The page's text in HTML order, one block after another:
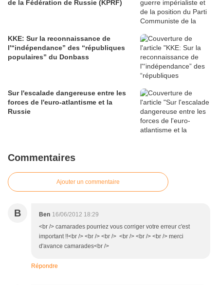
de la Fédération de Russie (KPRF)
KKE: Sur la reconnaissance de
l'“indépendance” des “républiques
populaires” du Donbass
Sur l'escalade dangereuse entre les
forces de l'euro-atlantisme et la
Russie
Commentaires
Ajouter un commentaire
B Ben 16/06/2012 18:29
<br /> camarades pourriez vous corriger votre erreur c'est
important !!<br /> <br /> <br /> <br /> <br /> <br /> merci
d'avance camarades<br />
Répondre